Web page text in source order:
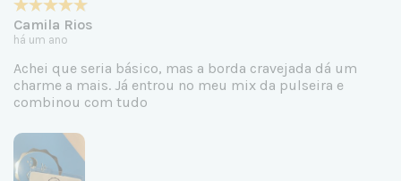
Camila Rios
há um ano
Achei que seria básico, mas a borda cravejada dá um
charme a mais. Já entrou no meu mix da pulseira e
combinou com tudo